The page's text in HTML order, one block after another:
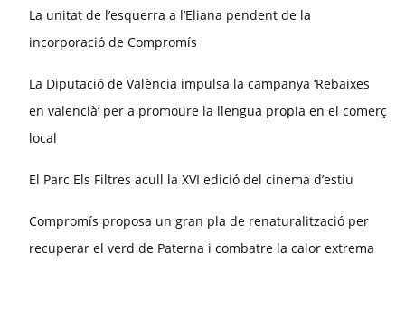
La unitat de l’esquerra a l’Eliana pendent de la
incorporació de Compromís
La Diputació de València impulsa la campanya ‘Rebaixes
en valencià’ per a promoure la llengua propia en el comerç
local
El Parc Els Filtres acull la XVI edició del cinema d’estiu
Compromís proposa un gran pla de renaturalització per
recuperar el verd de Paterna i combatre la calor extrema